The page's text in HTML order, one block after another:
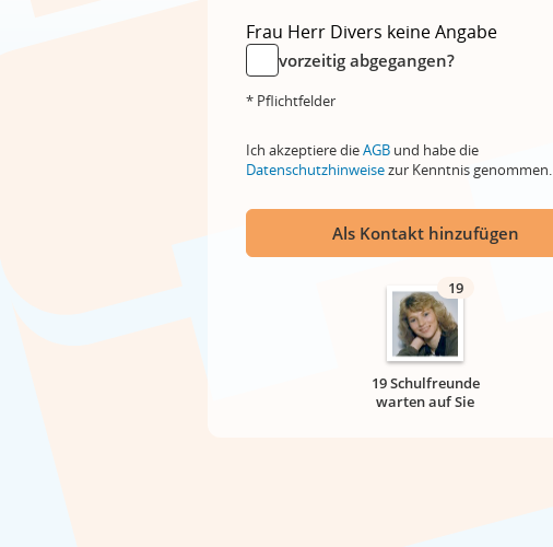
Frau Herr Divers keine Angabe
vorzeitig abgegangen?
* Pflichtfelder
Ich akzeptiere dieAGB und habe die
Datenschutzhinweisezur Kenntnis genommen.
Als Kontakt hinzufügen
19
19 Schulfreunde
warten auf Sie